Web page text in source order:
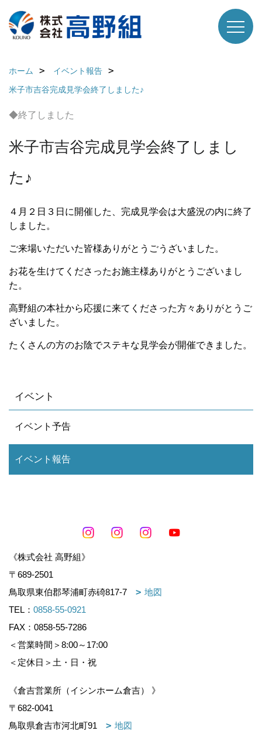
ホーム
イベント報告
米子市吉谷完成見学会終了しました♪
◆終了しました
米子市吉谷完成見学会終了しまし
た♪
４月２日３日に開催した、完成見学会は大盛況の内に終了
しました。
ご来場いただいた皆様ありがとうごうざいました。
お花を生けてくださったお施主様ありがとうございまし
た。
高野組の本社から応援に来てくださった方々ありがとうご
ざいました。
たくさんの方のお陰でステキな見学会が開催できました。
イベント
イベント予告
イベント報告
《株式会社 高野組》
〒689-2501
鳥取県東伯郡琴浦町赤碕817-7
地図
TEL： 0858-55-0921
FAX：0858-55-7286
＜営業時間＞8:00～17:00
＜定休日＞土・日・祝
《倉吉営業所（イシンホーム倉吉） 》
〒682-0041
鳥取県倉吉市河北町91
地図